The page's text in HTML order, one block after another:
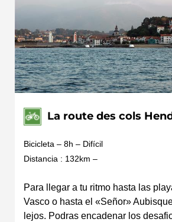
La route des cols
Bicicleta – 8h – Difícil
Distancia : 132km –
Para llegar a tu ritmo hasta las
Vasco o hasta el «Señor»
lejos. Podras encadenar los